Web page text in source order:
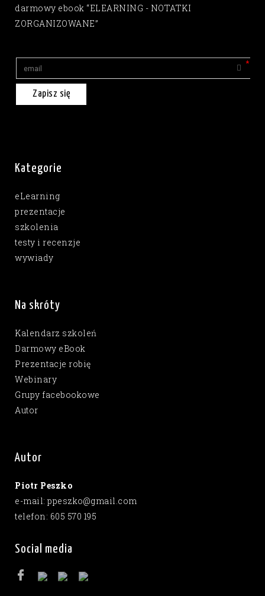
darmowy ebook “ELEARNING - NOTATKI
ZORGANIZOWANE”
Zapisz się
Kategorie
eLearning
prezentacje
szkolenia
testy i recenzje
wywiady
Na skróty
Kalendarz szkoleń
Darmowy eBook
Prezentacje robię
Webinary
Grupy facebookowe
Autor
Autor
Piotr Peszko
e-mail: ppeszko@gmail.com
telefon: 605 570 195
Social media